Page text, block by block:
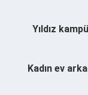
Yıldız
Kadın ev